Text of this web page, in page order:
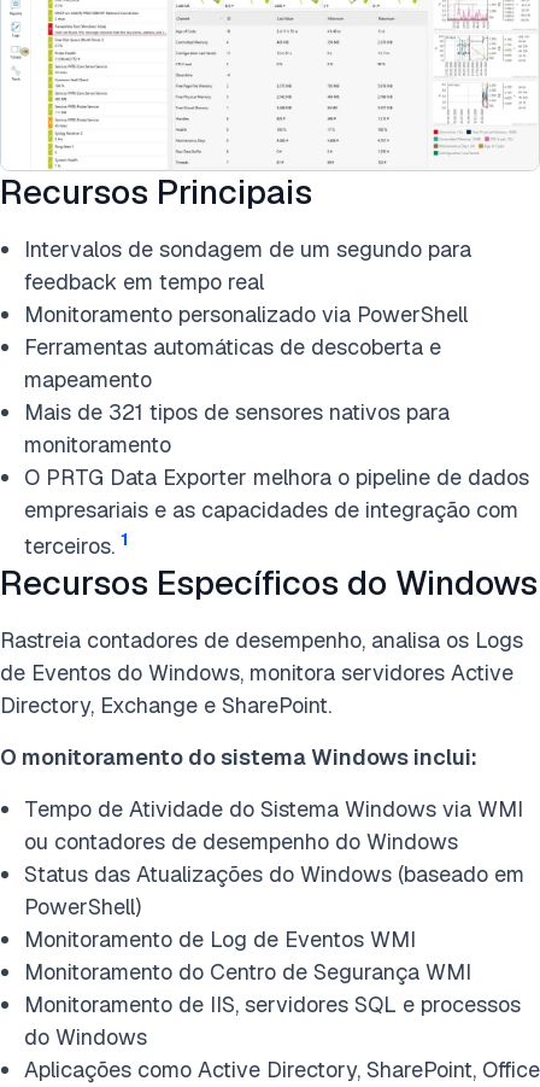
Recursos Principais
Intervalos de sondagem de um segundo para
feedback em tempo real
Monitoramento personalizado via PowerShell
Ferramentas automáticas de descoberta e
mapeamento
Mais de 321 tipos de sensores nativos para
monitoramento
O PRTG Data Exporter melhora o pipeline de dados
empresariais e as capacidades de integração com
terceiros. 1
Recursos Específicos do Windows
Rastreia contadores de desempenho, analisa os Logs
de Eventos do Windows, monitora servidores Active
Directory, Exchange e SharePoint.
O monitoramento do sistema Windows inclui:
Tempo de Atividade do Sistema Windows via WMI
ou contadores de desempenho do Windows
Status das Atualizações do Windows (baseado em
PowerShell)
Monitoramento de Log de Eventos WMI
Monitoramento do Centro de Segurança WMI
Monitoramento de IIS, servidores SQL e processos
do Windows
Aplicações como Active Directory, SharePoint, Office